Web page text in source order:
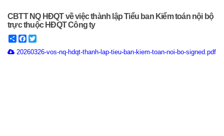
CBTT NQ HĐQT về việc thành lập Tiểu ban Kiểm toán nội bộ
trực thuộc HĐQT Công ty
ShareFacebook
20260326-vos-nq-hdqt-thanh-lap-tieu-ban-kiem-toan-noi-bo-signed.pdf